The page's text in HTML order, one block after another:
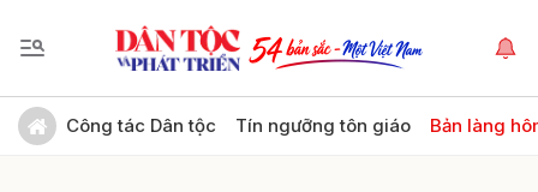
Công tác Dân tộc Tín ngưỡng tôn giáo Bản làng
Gửi bình luận